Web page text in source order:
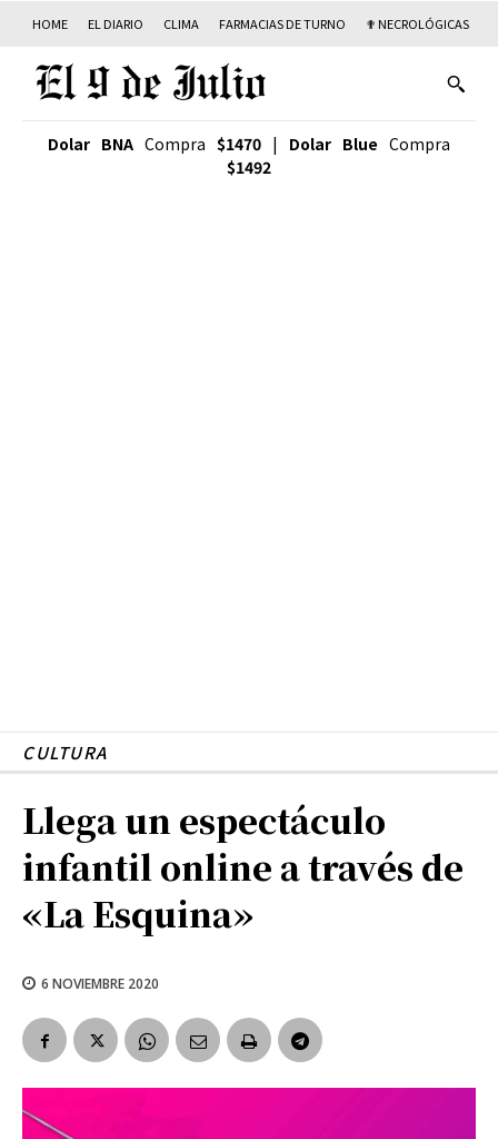
HOME EL DIARIO CLIMA FARMACIAS DE TURNO ✟ NECROLÓGICAS
Dolar BNA Compra $1470 | Dolar Blue Compra
$1492
CULTURA
Llega un espectáculo
infantil online a través de
«La Esquina»
6 NOVIEMBRE 2020